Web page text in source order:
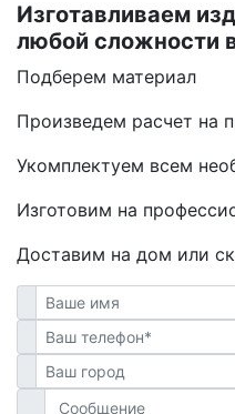
Изготавливаем
любой сложности
Подберем материал
Произведем расчет на
Укомплектуем всем
Изготовим на
Доставим на дом или